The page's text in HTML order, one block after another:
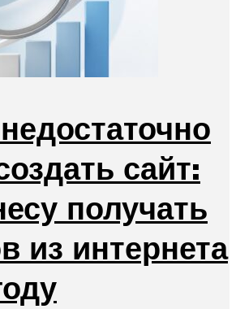
сайт:
получать
из интернета